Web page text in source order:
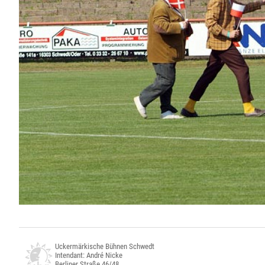
Uckermärkische Bühnen Schwedt
Intendant: André Nicke